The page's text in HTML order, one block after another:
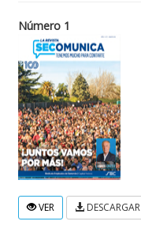
Número 1
VER DESCARGAR